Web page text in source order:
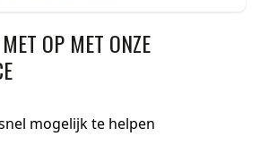
OP MET ONZE
mogelijk te helpen